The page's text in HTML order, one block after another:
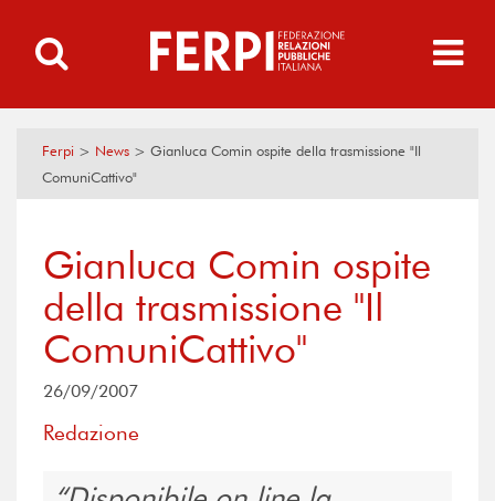
Ferpi > News > Gianluca Comin ospite della trasmissione "Il
ComuniCattivo"
Gianluca Comin ospite
della trasmissione "Il
ComuniCattivo"
26/09/2007
Redazione